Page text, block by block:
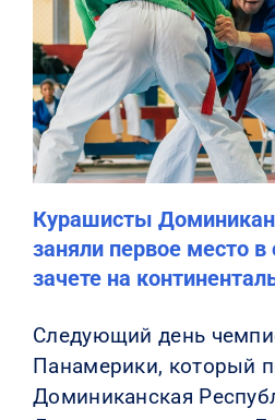
Курашисты
заняли первое место
зачете на
Следующий день
Панамерики, который
Доминиканская